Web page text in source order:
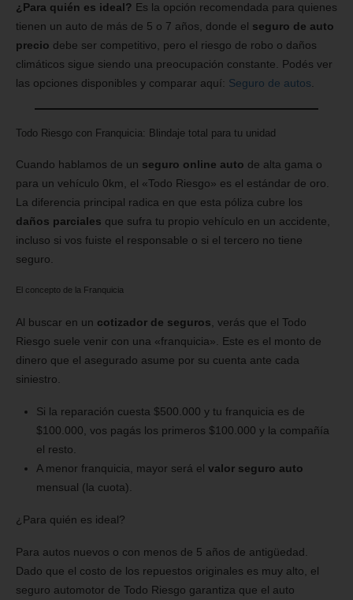
¿Para quién es ideal? Es la opción recomendada para quienes
tienen un auto de más de 5 o 7 años, donde el seguro de auto
precio debe ser competitivo, pero el riesgo de robo o daños
climáticos sigue siendo una preocupación constante. Podés ver
las opciones disponibles y comparar aquí: Seguro de autos
Todo Riesgo con Franquicia: Blindaje total para tu unidad
Cuando hablamos de un seguro online auto de alta gama o
para un vehículo 0km, el «Todo Riesgo» es el estándar de oro.
La diferencia principal radica en que esta póliza cubre los
daños parciales que sufra tu propio vehículo en un accidente,
incluso si vos fuiste el responsable o si el tercero no tiene
seguro.
El concepto de la Franquicia
Al buscar en un cotizador de seguros , verás que el Todo
Riesgo suele venir con una «franquicia». Este es el monto de
dinero que el asegurado asume por su cuenta ante cada
siniestro.
Si la reparación cuesta $500.000 y tu franquicia es de
$100.000, vos pagás los primeros $100.000 y la compañía
el resto.
A menor franquicia, mayor será el valor seguro auto
mensual (la cuota).
¿Para quién es ideal?
Para autos nuevos o con menos de 5 años de antigüedad.
Dado que el costo de los repuestos originales es muy alto, el
seguro automotor de Todo Riesgo garantiza que el auto